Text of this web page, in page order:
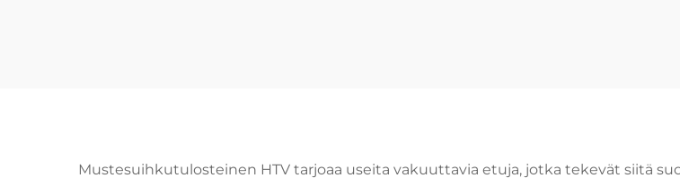
Mustesuihkutulosteinen HTV tarjoaa useita vakuuttavia etuja, jotka tekevät siitä